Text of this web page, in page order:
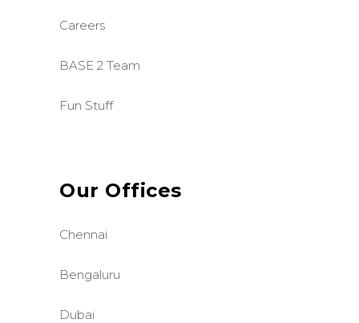
Careers
BASE 2 Team
Fun Stuff
Our Offices
Chennai
Bengaluru
Dubai